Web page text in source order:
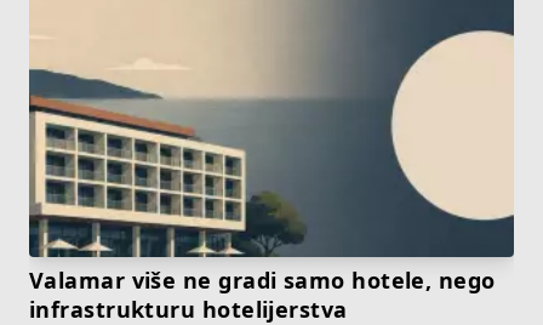
Valamar više ne gradi samo hotele, nego
infrastrukturu hotelijerstva